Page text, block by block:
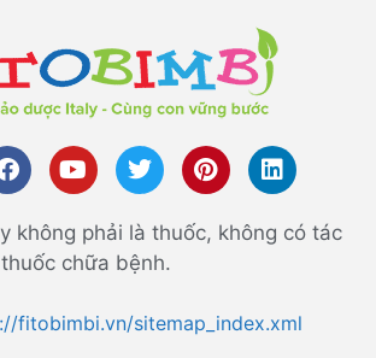
không phải là thuốc, không có tác
chữa bệnh.
fitobimbi.vn/sitemap_index.xml